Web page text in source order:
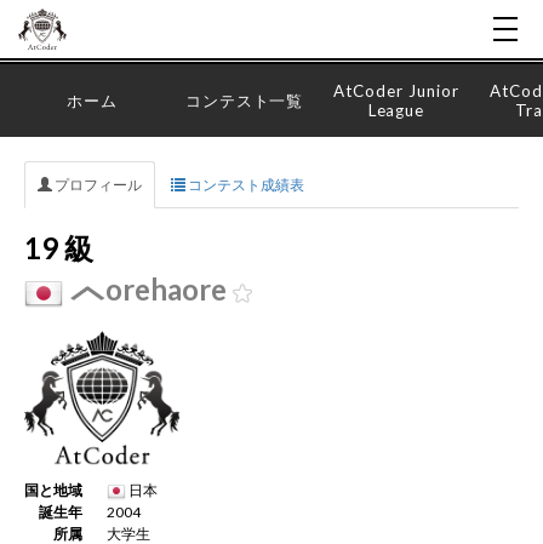
ホーム コンテスト一覧
AtCoder Junior
League
プロフィール コンテスト成績表
19 級
orehaore
国と地域
日本
誕生年
2004
所属
大学生